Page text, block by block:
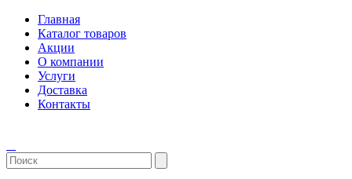
Главная
Каталог товаров
Акции
О компании
Услуги
Доставка
Контакты